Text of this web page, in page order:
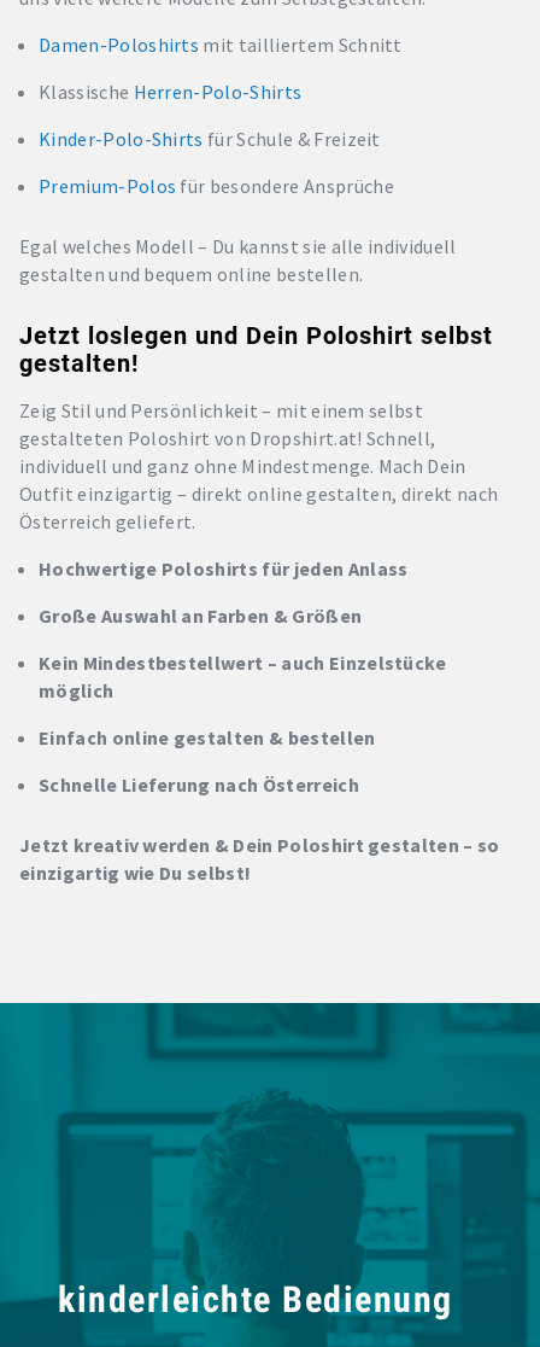
Damen-Poloshirts mit tailliertem Schnitt
Klassische Herren-Polo-Shirts
Kinder-Polo-Shirts für Schule & Freizeit
Premium-Polos für besondere Ansprüche
Egal welches Modell – Du kannst sie alle individuell
gestalten und bequem online bestellen.
Jetzt loslegen und Dein Poloshirt selbst
gestalten!
Zeig Stil und Persönlichkeit – mit einem selbst
gestalteten Poloshirt von Dropshirt.at! Schnell,
individuell und ganz ohne Mindestmenge. Mach Dein
Outfit einzigartig – direkt online gestalten, direkt nach
Österreich geliefert.
Hochwertige Poloshirts für jeden Anlass
Große Auswahl an Farben & Größen
Kein Mindestbestellwert – auch Einzelstücke
möglich
Einfach online gestalten & bestellen
Schnelle Lieferung nach Österreich
Jetzt kreativ werden & Dein Poloshirt gestalten – so
einzigartig wie Du selbst!
kinderleichte Bedienung